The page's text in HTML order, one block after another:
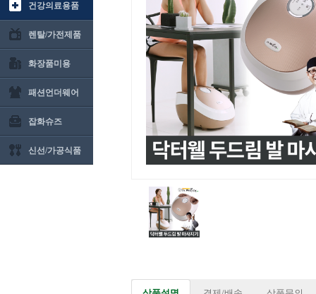
건강의료용품
렌탈/가전제품
화장품미용
패션언더웨어
잡화슈즈
신선/가공식품